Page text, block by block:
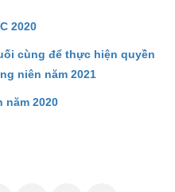
2020
cùng để thực hiện quyền
niên năm 2021
năm 2020